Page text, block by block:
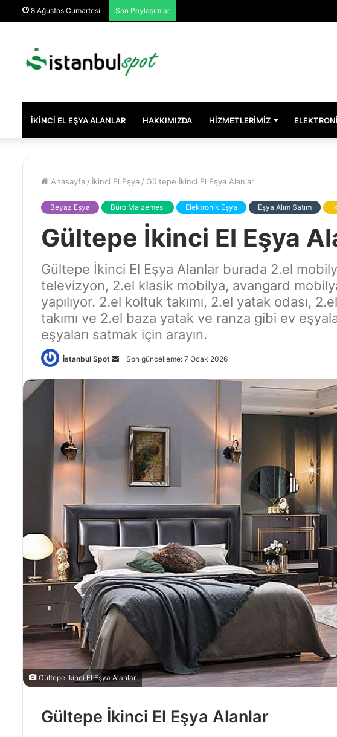
8 Ağustos Cumartesi Son Paylaşımlar
İKINCI EL EŞYA ALANLAR HAKKIMIZDA HIZMETLERIMIZ
Anasayfa / İkinci El Eşya / Gültepe İkinci El Eşya Alanlar
Beyaz Eşya Büro Malzemesi Elektronik Eşya Eşya Alım Satım
Gültepe İkinci El Eşya
Gültepe İkinci El Eşya Alanlar burada 2.el
televizyon, 2.el klasik mobilya, avangard
yapılıyor. 2.el koltuk takımı, 2.el yatak odası,
takımı ve 2.el baza yatak ve ranza gibi ev
eşyaları satmak için arayın.
İstanbul Spot
g
ö
n
d
e
r
m
e
Son güncelleme: 7 Ocak 2026
Gültepe İkinci El Eşya Alanlar
Gültepe İkinci El Eşya Alanlar